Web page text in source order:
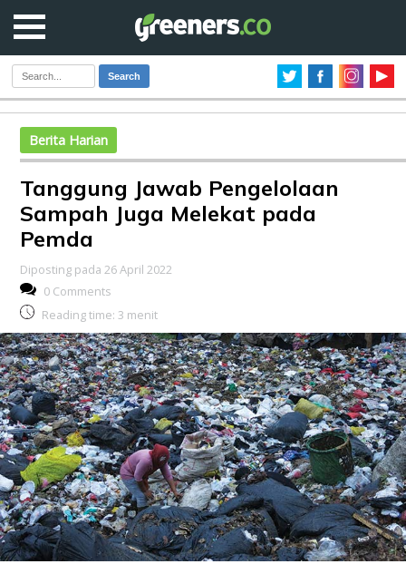
Search
Berita Harian
Tanggung Jawab Pengelolaan
Sampah Juga Melekat pada
Pemda
Diposting pada 26 April 2022
0 Comments
Reading time: 3 menit